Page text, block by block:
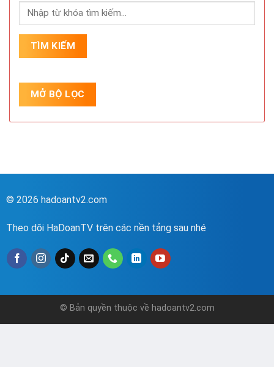
© 2026 hadoantv2.com
Theo dõi HaDoanTV trên các nền tảng sau nhé
© Bản quyền thuộc về hadoantv2.com